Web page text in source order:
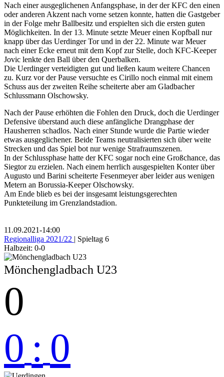
Nach einer ausgeglichenen Anfangsphase, in der der KFC den einen
oder anderen Akzent nach vorne setzen konnte, hatten die Gastgeber
in der Folge mehr Ballbesitz und erspielten sich die ersten guten
Möglichkeiten. In der 13. Minute setzte Meuer einen Kopfball nur
knapp über das Uerdinger Tor und in der 22. Minute war Meuer
nach einer Ecke erneut mit dem Kopf zur Stelle, doch KFC-Keeper
Jovic lenkte den Ball über den Querbalken.
Die Uerdinger verteidigten gut und ließen kaum weitere Chancen
zu. Kurz vor der Pause versuchte es Cirillo noch einmal mit einem
Schuss aus der zweiten Reihe scheiterte aber am Gladbacher
Schlussmann Olschowsky.
Nach der Pause erhöhten die Fohlen den Druck, doch die Uerdinger
Defensive überstand auch diese anfängliche Drangphase der
Hausherren schadlos. Nach einer Stunde wurde die Partie wieder
etwas ausgeglichener. Beide Teams neutralisierten sich über weite
Strecken und das Spiel bot nur wenige Strafraumszenen.
In der Schlussphase hatte der KFC sogar noch eine Großchance, das
Siegtor zu erzielen. Nach einem herrlich ausgespielten Konter über
Augusto und Barini scheiterte Fesenmeyer aber leider aus wenigen
Metern an Borussia-Keeper Olschowsky.
Am Ende blieb es bei der insgesamt leistungsgerechten
Punkteteilung im Grenzlandstadion.
11.09.2021-14:00
Regionalliga 2021/22 | Spieltag 6
Halbzeit: 0-0
Mönchengladbach U23
0
0 : 0